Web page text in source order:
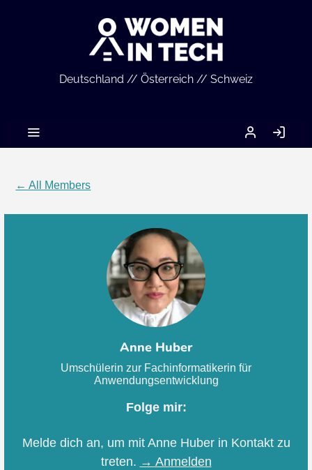
Deutschland // Österreich // Schweiz
MEIN
ACCOUNT
IN
← All Members
Anne Huber
Umschülerin zur Fachinformatikerin für
Anwendungsentwicklung
Folge mir:
Melde dich an, um mit Anne Huber in Kontakt zu
treten. → Anmelden